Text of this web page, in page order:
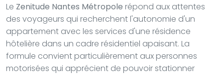
Le Zenitude Nantes Métropole répond aux attentes
des voyageurs qui recherchent l'autonomie d'un
appartement avec les services d'une résidence
hôtelière dans un cadre résidentiel apaisant. La
formule convient particulièrement aux personnes
motorisées qui apprécient de pouvoir stationner